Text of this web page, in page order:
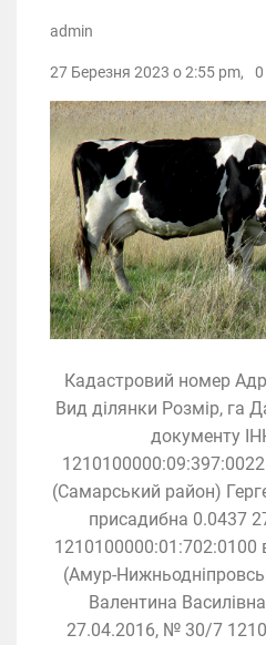
Кадастровий номер
Вид ділянки Розмір, га
документу
(Самарський район)
присадибна 0.0437
1210100000:01:702:0100
(Амур-
Валентина
27.04.2016, № 30/7
admin
27 Березня 2023 о 2:55 pm, 0